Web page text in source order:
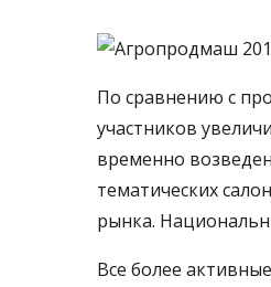
По сравнению с
участников
временно
тематических
рынка.
Все более